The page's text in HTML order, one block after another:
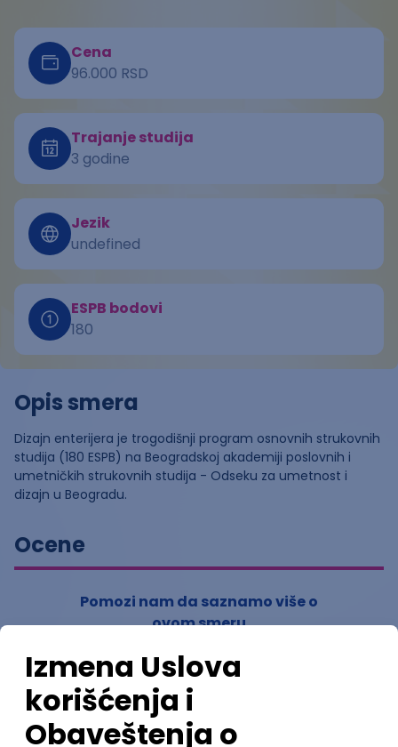
Cena
96.000 RSD
Trajanje studija
3 godine
Jezik
undefined
ESPB bodovi
180
Opis smera
Dizajn enterijera je trogodišnji program osnovnih strukovnih
studija (180 ESPB) na Beogradskoj akademiji poslovnih i
umetničkih strukovnih studija - Odseku za umetnost i
dizajn u Beogradu.
Ocene
Pomozi nam da saznamo više o
ovom smeru
(0 ocena)
Ostavi ocenu